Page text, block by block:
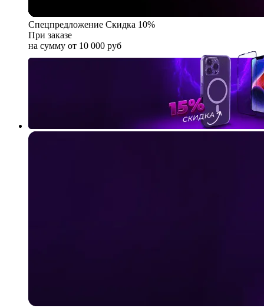
Спецпредложение Скидка 10%
При заказе
на сумму от 10 000 руб